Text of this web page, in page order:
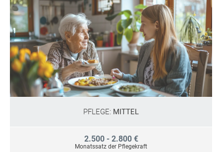
PFLEGE: MITTEL
2.500 - 2.800 €
Monatssatz der Pflegekraft